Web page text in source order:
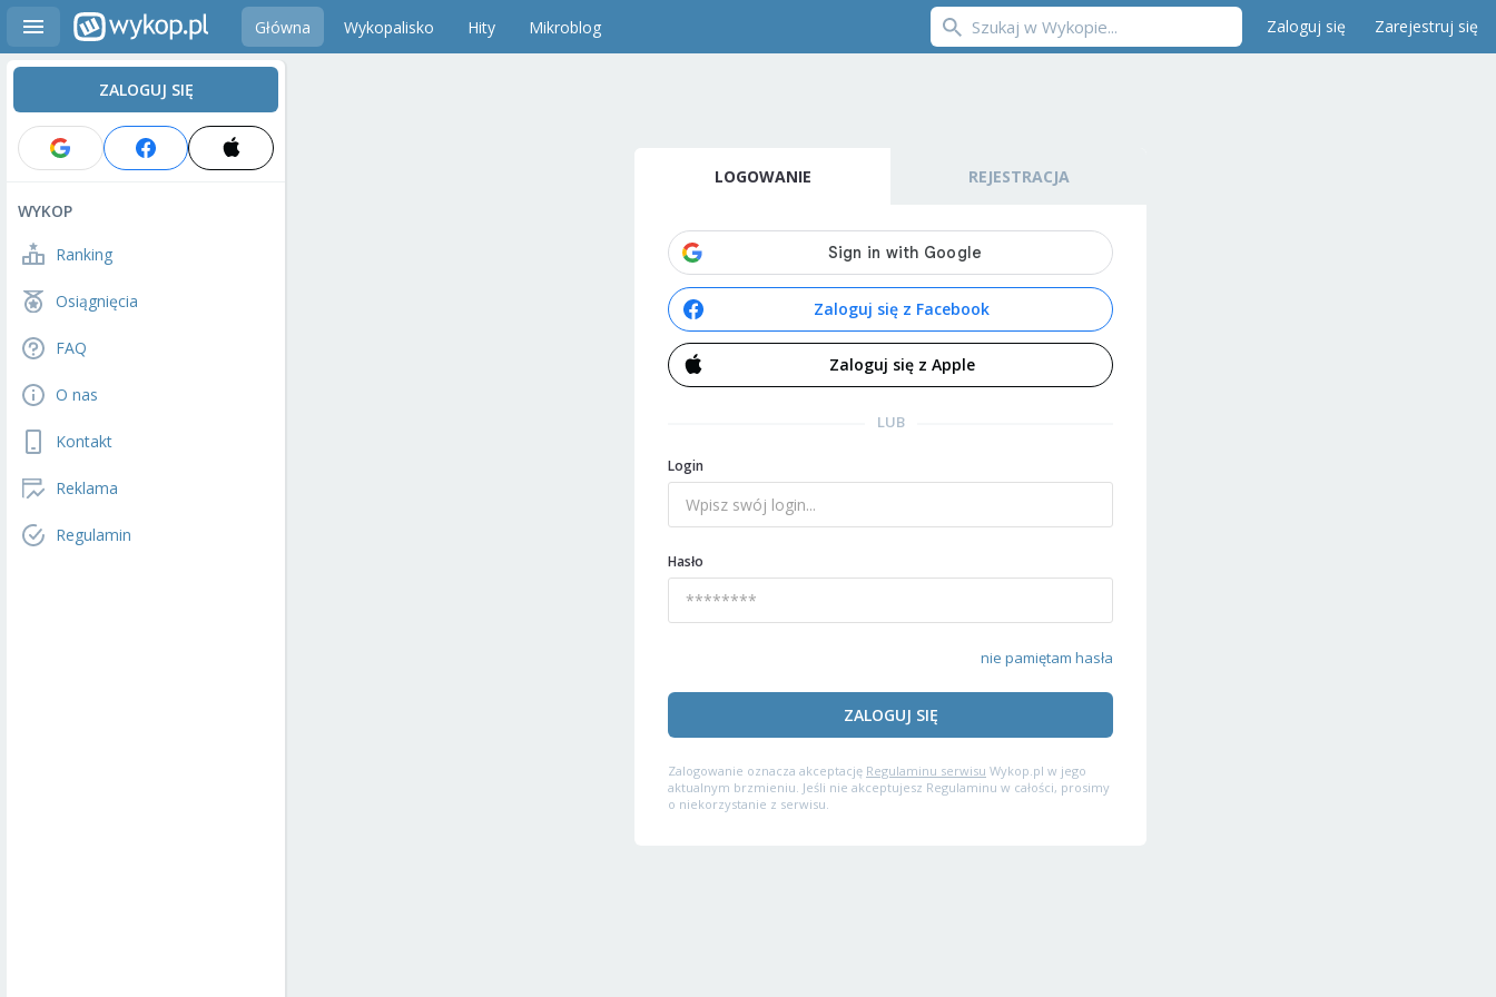
Główna Wykopalisko Hity Mikroblog Zaloguj się Zarejestruj się
ZALOGUJ SIĘ
WYKOP
Ranking
Osiągnięcia
FAQ
O nas
Kontakt
Reklama
Regulamin
LOGOWANIE REJESTRACJA
Zaloguj się z Facebook
Zaloguj się z Apple
LUB
Login
Hasło
nie pamiętam hasła
ZALOGUJ SIĘ
Zalogowanie oznacza akceptację Regulaminu serwisu Wykop.pl w jego
aktualnym brzmieniu. Jeśli nie akceptujesz Regulaminu w całości, prosimy
o niekorzystanie z serwisu.